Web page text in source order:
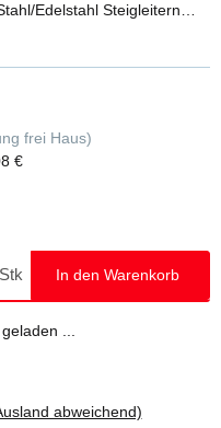
Edelstahl Steigleitern
frei Haus)
€
Stk In den Warenkorb
...
abweichend)